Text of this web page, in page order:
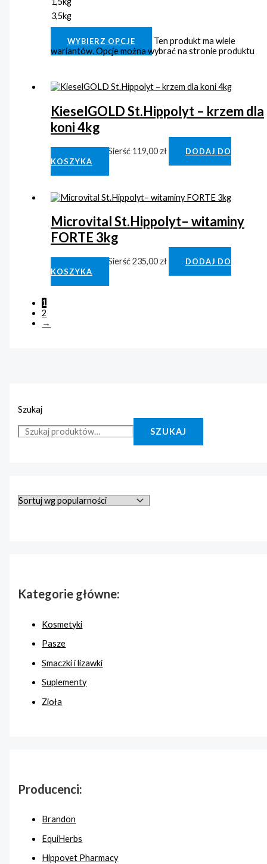
Szukaj
SZUKAJ
Kategorie główne:
Kosmetyki
Pasze
Smaczki i lizawki
Suplementy
Zioła
Producenci:
Brandon
EquiHerbs
Hippovet Pharmacy
3,5kg
Clear
WYBIERZ OPCJE
Ten produkt ma wiele
wariantów. Opcje można wybrać na stronie produktu
KieselGOLD St.Hippolyt – krzem dla
koni 4kg
Kopyta/Skóra/Sierść 119,00 zł
DODAJ DO
KOSZYKA
Microvital St.Hippolyt– witaminy
FORTE 3kg
Kopyta/Skóra/Sierść235,00 zł
DODAJ DO
KOSZYKA
1
2
→